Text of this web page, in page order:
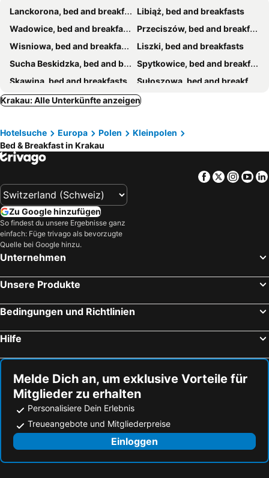
Lanckorona, bed and breakfasts
Libiąż, bed and breakfasts
Wadowice, bed and breakfasts
Przeciszów, bed and breakfasts
Wisniowa, bed and breakfasts
Liszki, bed and breakfasts
Sucha Beskidzka, bed and breakfasts
Spytkowice, bed and breakfasts
Skawina, bed and breakfasts
Sułoszowa, bed and breakfasts
Wieliczka, bed and breakfasts
Krzeszowice, bed and breakfasts
Krakau: Alle Unterkünfte anzeigen
Hotelsuche Europa Polen
Kleinpolen
Bed & Breakfast in Krakau
Facebook
Twitter
Zu Google hinzufügen
So findest du unsere Ergebnisse ganz
einfach: Füge trivago als bevorzugte
Quelle bei Google hinzu.
Unternehmen
Unsere Produkte
Bedingungen und Richtlinien
Hilfe
Melde Dich an, um exklusive Vorteile für
Mitglieder zu erhalten
Personalisiere Dein Erlebnis
Treueangebote und Mitgliederpreise
Einloggen